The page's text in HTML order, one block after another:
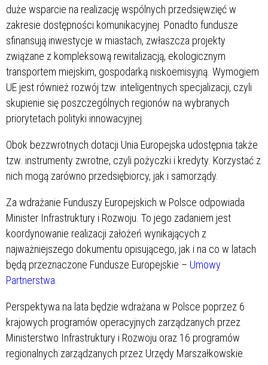
duże wsparcie na realizację wspólnych przedsięwzięć w
zakresie dostępności komunikacyjnej. Ponadto fundusze
sfinansują inwestycje w miastach, zwłaszcza projekty
związane z kompleksową rewitalizacją, ekologicznym
transportem miejskim, gospodarką niskoemisyjną. Wymogiem
UE jest również rozwój tzw. inteligentnych specjalizacji, czyli
skupienie się poszczególnych regionów na wybranych
priorytetach polityki innowacyjnej.
Obok bezzwrotnych dotacji Unia Europejska udostępnia także
tzw. instrumenty zwrotne, czyli pożyczki i kredyty. Korzystać z
nich mogą zarówno przedsiębiorcy, jak i samorządy.
Za wdrażanie Funduszy Europejskich w Polsce odpowiada
Minister Infrastruktury i Rozwoju. To jego zadaniem jest
koordynowanie realizacji założeń wynikających z
najważniejszego dokumentu opisującego, jak i na co w latach
będą przeznaczone Fundusze Europejskie – Umowy
Partnerstwa
Perspektywa na lata będzie wdrażana w Polsce poprzez 6
krajowych programów operacyjnych zarządzanych przez
Ministerstwo Infrastruktury i Rozwoju oraz 16 programów
regionalnych zarządzanych przez Urzędy Marszałkowskie.